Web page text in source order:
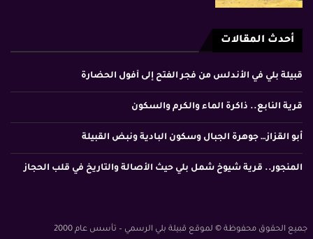
أحدث المقالات
قبيلة بلي في الأندلس من فجر الفتح إلى أفول الحضارة
قرية النابع.. ذاكرة الماء والكرم والسكون
أبو القزاز… جوهرة الجبال وسكون البادية ونبض القبيلة
المنجور.. قرية شيوخ شمل بلي حيث الأصالة والتاريخ في قلب الحجاز
جميع الحقوق محفوظة © لموقع قبيلة بلي الرسمي – تأسس عام 2000